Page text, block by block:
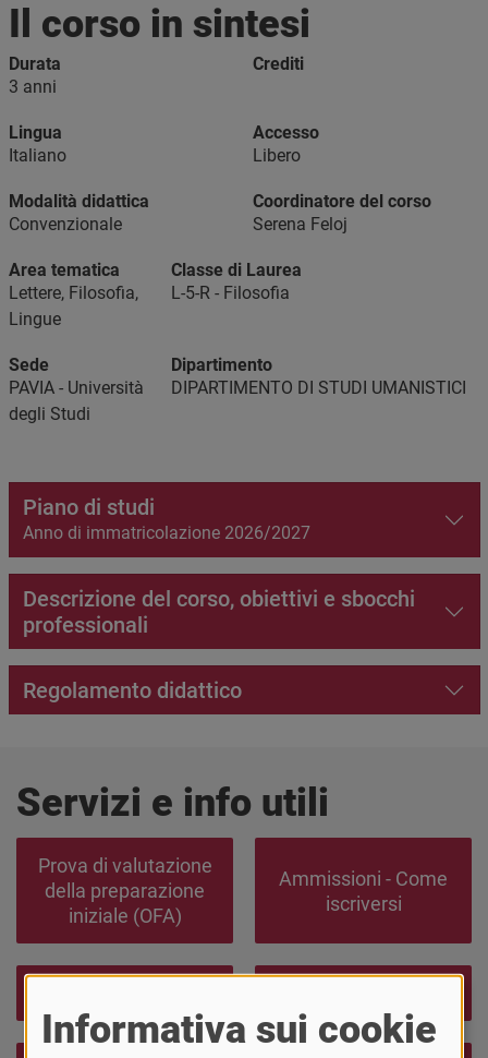
Il corso in sintesi
Durata
3 anni
Crediti
Lingua
Italiano
Accesso
Libero
Modalità didattica
Convenzionale
Coordinatore del corso
Serena Feloj
Area tematica
Lettere, Filosofia,
Lingue
Classe di Laurea
L-5-R - Filosofia
Sede
PAVIA - Università
degli Studi
Dipartimento
DIPARTIMENTO DI STUDI UMANISTICI
Piano di studi
Anno di immatricolazione 2026/2027
Descrizione del corso, obiettivi e sbocchi
professionali
Regolamento didattico
Servizi e info utili
Prova di valutazione
della preparazione
iniziale (OFA)
Ammissioni - Come
iscriversi
Informativa sui cookie